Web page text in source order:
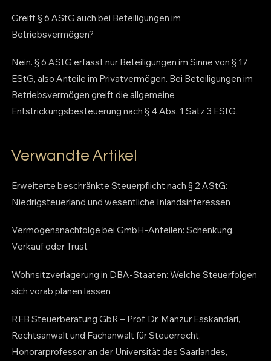
Greift § 6 AStG auch bei Beteiligungen im
Betriebsvermögen?
Nein. § 6 AStG erfasst nur Beteiligungen im Sinne von § 17
EStG, also Anteile im Privatvermögen. Bei Beteiligungen im
Betriebsvermögen greift die allgemeine
Entstrickungsbesteuerung nach § 4 Abs. 1 Satz 3 EStG.
Verwandte Artikel
Erweiterte beschränkte Steuerpflicht nach § 2 AStG:
Niedrigsteuerland und wesentliche Inlandsinteressen
Vermögensnachfolge bei GmbH-Anteilen: Schenkung,
Verkauf oder Trust
Wohnsitzverlagerung in DBA-Staaten: Welche Steuerfolgen
sich vorab planen lassen
REB Steuerberatung GbR – Prof. Dr. Manzur Esskandari,
Rechtsanwalt und Fachanwalt für Steuerrecht,
Honorarprofessor an der Universität des Saarlandes,